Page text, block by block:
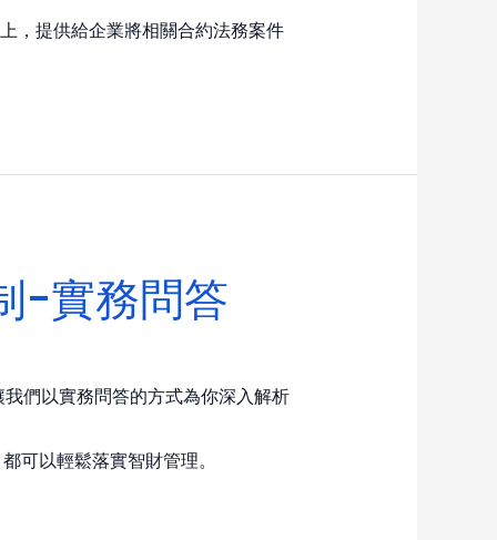
，提供給企業將相關合約法務案件
-實務問答
們以實務問答的方式為你深入解析
可以輕鬆落實智財管理。